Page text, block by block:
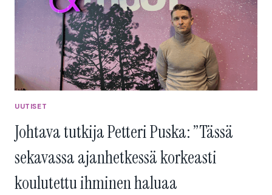
UUTISET
Johtava tutkija Petteri Puska: ”Tässä
sekavassa ajanhetkessä korkeasti
koulutettu ihminen haluaa